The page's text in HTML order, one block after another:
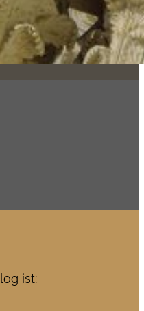
ist: